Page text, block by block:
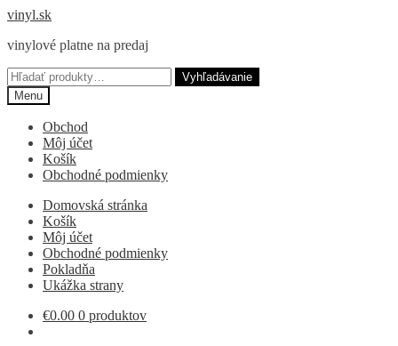
Preskočiť
navigáciu
Preskočiť
obsah
vinyl.sk
vinylové platne na predaj
Hľadať:
Vyhľadávanie
Menu
Obchod
Môj účet
Košík
Obchodné podmienky
Domovská stránka
Košík
Môj účet
Obchodné podmienky
Pokladňa
Ukážka strany
€0.00 0 produktov